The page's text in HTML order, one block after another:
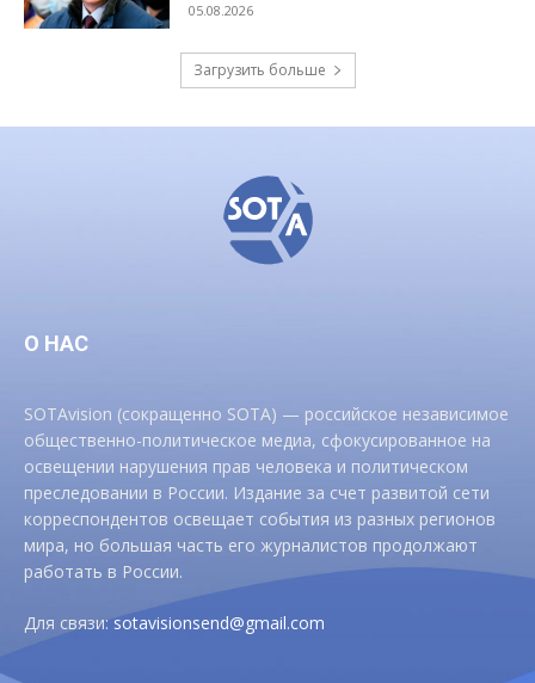
05.08.2026
Загрузить больше
О НАС
SOTAvision (сокращенно SOTA) — российское независимое
общественно-политическое медиа, сфокусированное на
освещении нарушения прав человека и политическом
преследовании в России. Издание за счет развитой сети
корреспондентов освещает события из разных регионов
мира, но большая часть его журналистов продолжают
работать в России.
Для связи:sotavisionsend@gmail.com